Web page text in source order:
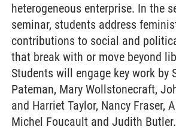
heterogeneous enterprise. In the
seminar, students address
contributions to social and
that break with or move beyond
Students will engage key work by
Pateman, Mary Wollstonecraft,
and Harriet Taylor, Nancy Fraser,
Michel Foucault and Judith Butler.